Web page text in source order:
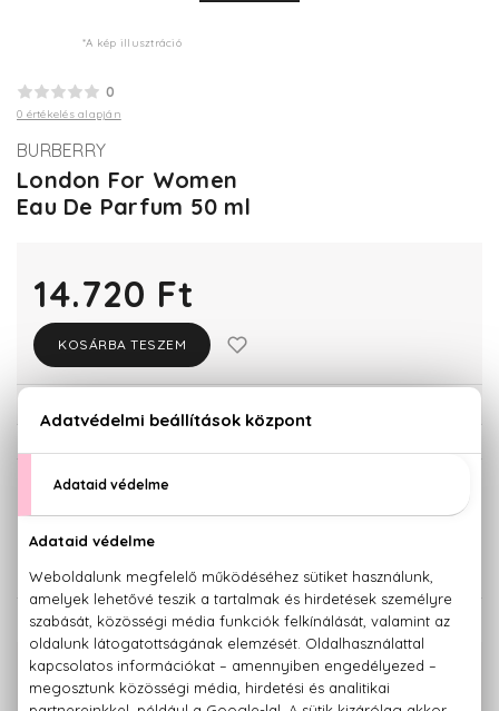
*A kép illusztráció
0
0 értékelés alapján
BURBERRY
London For Women
Eau De Parfum 50 ml
14.720 Ft
KOSÁRBA TESZEM
KISZERELÉS KIVÁLASZTÁSA
KAPCSOLÓDÓ TERMÉKEK
100% eredeti termékek,14 napos visszaküldési garanciával